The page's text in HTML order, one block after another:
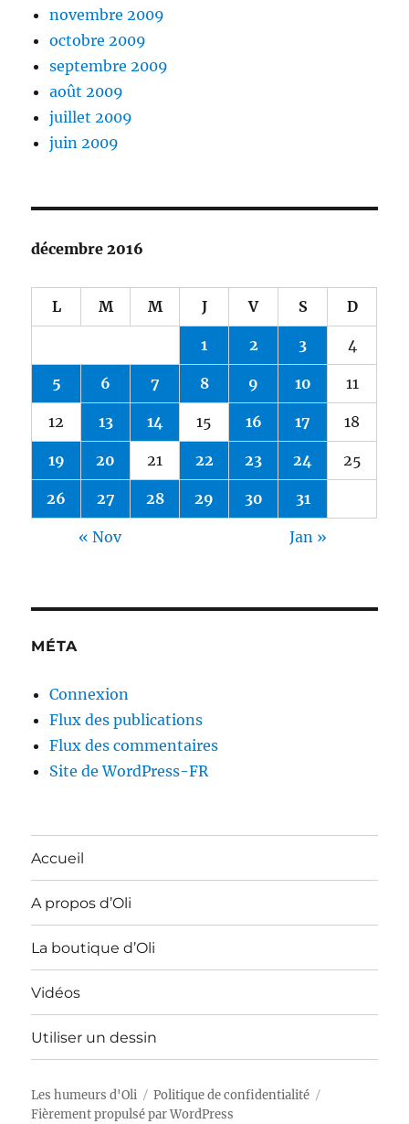
novembre 2009
octobre 2009
septembre 2009
août 2009
juillet 2009
juin 2009
décembre 2016
L M M J V S D
1 2 3 4
5 6 7 8 9 10 11
12 13 14 15 16 17 18
19 20 21 22 23 24 25
26 27 28 29 30 31
« Nov Jan »
MÉTA
Connexion
Flux des publications
Flux des commentaires
Site de WordPress-FR
Accueil
A propos d’Oli
La boutique d’Oli
Vidéos
Utiliser un dessin
Les humeurs d'Oli
Politique de confidentialité
Fièrement propulsé par WordPress